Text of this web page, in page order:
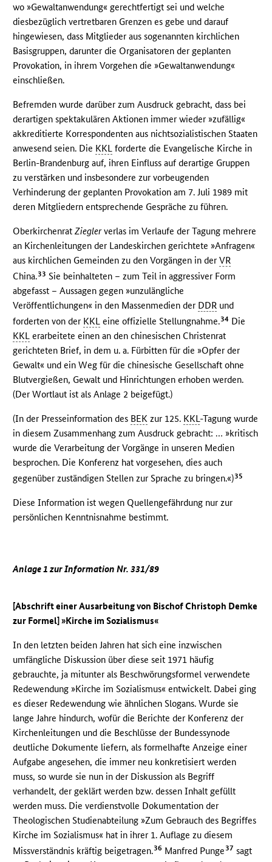
wo »Gewaltanwendung« gerechtfertigt sei und welche
diesbezüglich vertretbaren Grenzen es gebe und darauf
hingewiesen, dass Mitglieder aus sogenannten kirchlichen
Basisgruppen, darunter die Organisatoren der geplanten
Provokation, in ihrem Vorgehen die »Gewaltanwendung«
einschließen.
Befremden wurde darüber zum Ausdruck gebracht, dass bei
derartigen spektakulären Aktionen immer wieder »zufällig«
akkreditierte Korrespondenten aus nichtsozialistischen Staaten
anwesend seien. Die KKL forderte die Evangelische Kirche in
Berlin-Brandenburg auf, ihren Einfluss auf derartige Gruppen
zu verstärken und insbesondere zur vorbeugenden
Verhinderung der geplanten Provokation am 7. Juli 1989 mit
deren Mitgliedern entsprechende Gespräche zu führen.
OberkirchenratZieglerverlas im Verlaufe der Tagung mehrere
an Kirchenleitungen der Landeskirchen gerichtete »Anfragen«
aus kirchlichen Gemeinden zu den Vorgängen in derVR
China.33 Sie beinhalteten – zum Teil in aggressiver Form
abgefasst – Aussagen gegen »unzulängliche
Veröffentlichungen« in den Massenmedien der DDR und
forderten von der KKL eine offizielle Stellungnahme.34 Die
KKL erarbeitete einen an den chinesischen Christenrat
gerichteten Brief, in dem u. a. Fürbitten für die »Opfer der
Gewalt« und ein Weg für die chinesische Gesellschaft ohne
Blutvergießen, Gewalt und Hinrichtungen erhoben werden.
(Der Wortlaut ist als Anlage 2 beigefügt.)
(In der Presseinformation des BEK zur 125. KKL -Tagung wurde
in diesem Zusammenhang zum Ausdruck gebracht: … »kritisch
wurde die Verarbeitung der Vorgänge in unseren Medien
besprochen. Die Konferenz hat vorgesehen, dies auch
gegenüber zuständigen Stellen zur Sprache zu bringen.«)35
Diese Information ist wegen Quellengefährdung nur zur
persönlichen Kenntnisnahme bestimmt.
Anlage 1 zur Information Nr. 331/89
[Abschrift einer Ausarbeitung von Bischof Christoph Demke
zur Formel] »Kirche im Sozialismus«
In den letzten beiden Jahren hat sich eine inzwischen
umfängliche Diskussion über diese seit 1971 häufig
gebrauchte, ja mitunter als Beschwörungsformel verwendete
Redewendung »Kirche im Sozialismus« entwickelt. Dabei ging
es dieser Redewendung wie ähnlichen Slogans. Wurde sie
lange Jahre hindurch, wofür die Berichte der Konferenz der
Kirchenleitungen und die Beschlüsse der Bundessynode
deutliche Dokumente liefern, als formelhafte Anzeige einer
Aufgabe angesehen, die immer neu konkretisiert werden
muss, so wurde sie nun in der Diskussion als Begriff
verhandelt, der geklärt werden bzw. dessen Inhalt gefüllt
werden muss. Die verdienstvolle Dokumentation der
Theologischen Studienabteilung »Zum Gebrauch des Begriffes
Kirche im Sozialismus« hat in ihrer 1. Auflage zu diesem
Missverständnis kräftig beigetragen.36 Manfred Punge37 sagt